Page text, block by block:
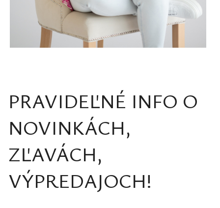
PRAVIDEĽNÉ INFO O
NOVINKÁCH,
ZĽAVÁCH,
VÝPREDAJOCH!